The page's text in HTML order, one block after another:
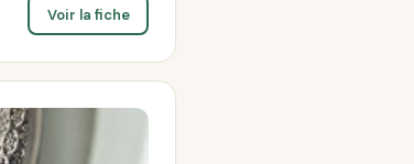
Voir la fiche